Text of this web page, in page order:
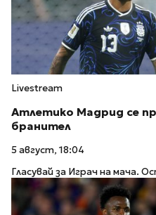
Livestream
Атлетико Мадрид се
бранител
5 август, 18:04
Гласувай за Играч на мача.